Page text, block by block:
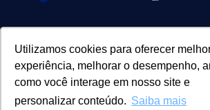
Utilizamos cookies para oferecer
experiência, melhorar o desempenho,
como você interage em nosso site e
personalizar conteúdo. Saiba mais